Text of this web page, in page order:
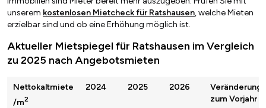
unserem kostenlosen Mietcheck für Ratshausen, welche Mieten
erzielbar sind und ob eine Erhöhung möglich ist.
Aktueller Mietspiegel für Ratshausen im Vergleich
zu 2025 nach Angebotsmieten
Nettokaltmiete
/m2
2024 2025 2026
Veränderung
zum Vorjahr